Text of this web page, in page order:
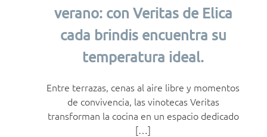
verano: con Veritas de Elica
cada brindis encuentra su
temperatura ideal.
Entre terrazas, cenas al aire libre y momentos
de convivencia, las vinotecas Veritas
transforman la cocina en un espacio dedicado
[…]